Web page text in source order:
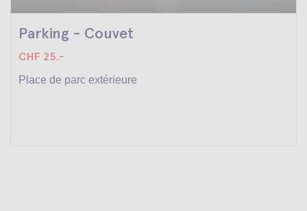
Parking - Couvet
CHF 25.-
Place de parc extérieure